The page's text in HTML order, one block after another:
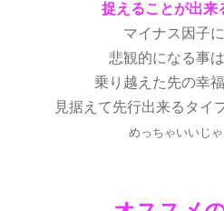
捉えることが出来
マイナス因子
悲観的になる事
乗り越えた先の幸
見据えて先行出来るタイ
めっちゃいいじ